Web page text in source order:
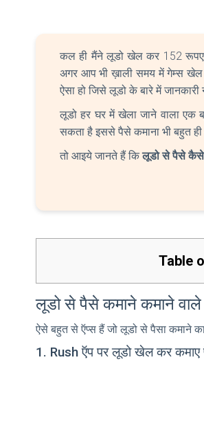
कल ही मैंने लूडो खेल कर 152 रूपए
अगर आप भी ख़ाली समय में गेम्स खेल
ऐसा हो जिसे लूडो के बारे में जानकारी
लूडो हर घर में खेला जाने वाला
सकता है इससे पैसे कमाना भी बहुत
तो आइये जानते हैं किलूडो से पैसे कैसे
Table
लूडो से पैसे कमाने कमाने वाले
ऐसे बहुत से ऍप्स हैं जो लूडो से पैसा कमाने
1. Rush ऍप पर लूडो खेल कर कमाए